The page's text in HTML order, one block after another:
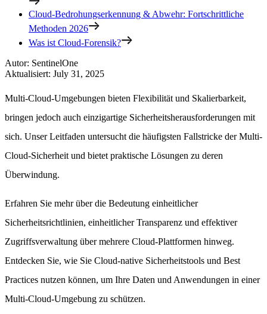
Cloud-Bedrohungserkennung & Abwehr: Fortschrittliche
Methoden 2026
Was ist Cloud-Forensik?
Autor: SentinelOne
Aktualisiert: July 31, 2025
Multi-Cloud-Umgebungen bieten Flexibilität und Skalierbarkeit,
bringen jedoch auch einzigartige Sicherheitsherausforderungen mit
sich. Unser Leitfaden untersucht die häufigsten Fallstricke der Multi-
Cloud-Sicherheit und bietet praktische Lösungen zu deren
Überwindung.
Erfahren Sie mehr über die Bedeutung einheitlicher
Sicherheitsrichtlinien, einheitlicher Transparenz und effektiver
Zugriffsverwaltung über mehrere Cloud-Plattformen hinweg.
Entdecken Sie, wie Sie Cloud-native Sicherheitstools und Best
Practices nutzen können, um Ihre Daten und Anwendungen in einer
Multi-Cloud-Umgebung zu schützen.